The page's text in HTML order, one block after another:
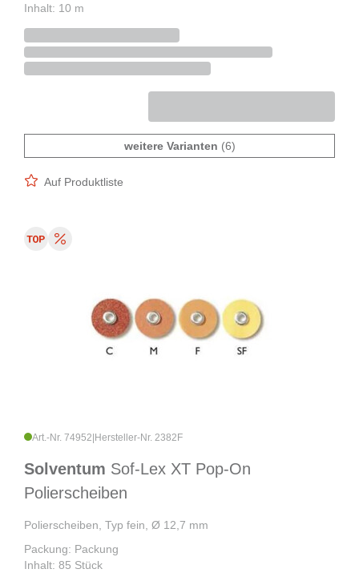
Inhalt: 10 m
weitere Varianten (6)
Auf Produktliste
Art.-Nr. 74952 Hersteller-Nr. 2382F
Solventum Sof-Lex XT Pop-On
Polierscheiben
Polierscheiben, Typ fein, Ø 12,7 mm
Packung: Packung
Inhalt: 85 Stück